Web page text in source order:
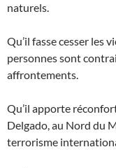
naturels.
Qu’il fasse cesser les
personnes sont
affrontements.
Qu’il apporte
Delgado, au Nord du
terrorisme